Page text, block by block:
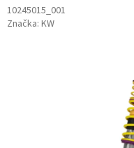
10245015_001
Značka: KW